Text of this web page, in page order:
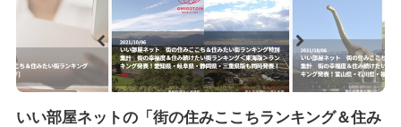
いい部屋ネットの「街の住みここちランキング＆住み